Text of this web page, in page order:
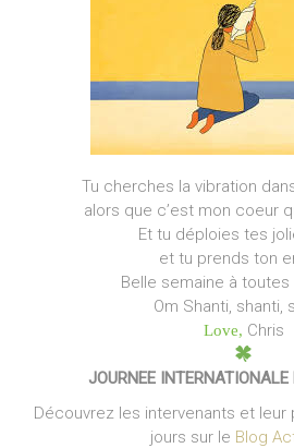
Tu cherches la vibration
alors que c’est mon coeur
Et tu déploies tes
et tu prends ton
Belle semaine à toutes
Om Shanti, shanti,
Love, Chris
JOURNEE
Découvrez les intervenants et leur
jours sur le Blog